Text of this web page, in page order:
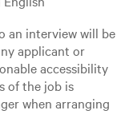
an interview will be
applicant or
accessibility
of the job is
when arranging